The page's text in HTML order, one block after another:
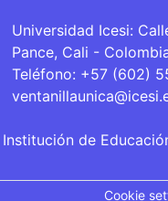
Universidad Icesi:
Pance, Cali -
Teléfono: +57 (602)
de
Cookie